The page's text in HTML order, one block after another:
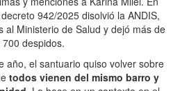
942/2025 disolvió la ANDIS,
al Ministerio de Salud y dejó más de
700 despidos.
año, el santuario quiso volver sobre
todos vienen del mismo barro y